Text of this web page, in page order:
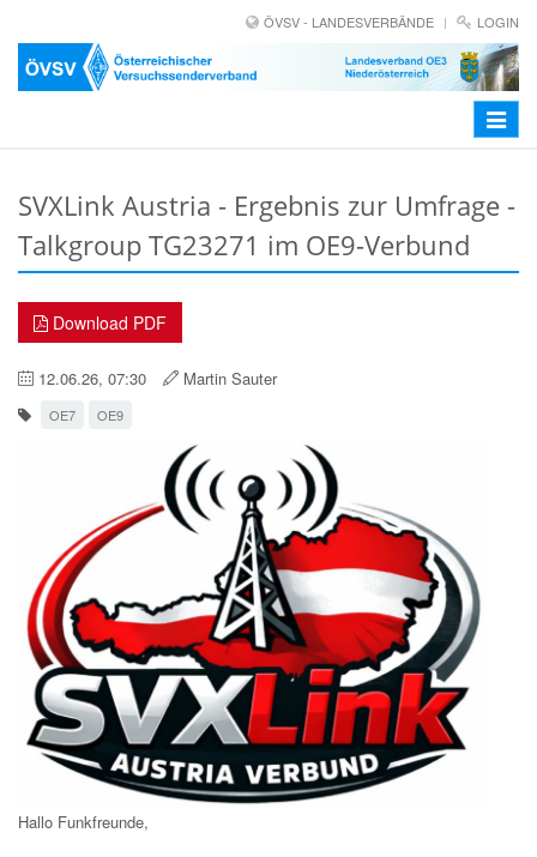
ÖVSV - LANDESVERBÄNDE LOGIN
Toggle
SVXLink Austria - Ergebnis zur Umfrage -
Talkgroup TG23271 im OE9-Verbund
Download PDF
12.06.26, 07:30 Martin Sauter
OE7 OE9
Hallo Funkfreunde,